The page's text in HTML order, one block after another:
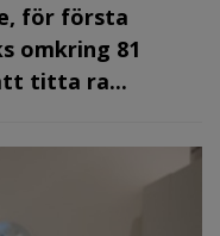
för första
omkring 81
titta ra...